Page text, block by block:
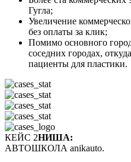
Гугла;
Увеличение
без оплаты за клик;
Помимо основного
соседних городах,
пациенты для пластики.
КЕЙС 2НИША:
АВТОШКОЛА anikauto.